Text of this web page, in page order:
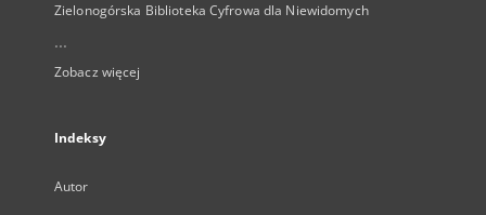
Zielonogórska Biblioteka Cyfrowa dla Niewidomych
...
Zobacz więcej
Indeksy
Autor